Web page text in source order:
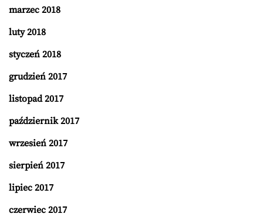
marzec 2018
luty 2018
styczeń 2018
grudzień 2017
listopad 2017
październik 2017
wrzesień 2017
sierpień 2017
lipiec 2017
czerwiec 2017